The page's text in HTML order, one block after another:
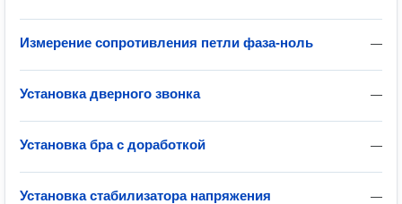
—
Измерение сопротивления петли фаза-ноль
—
Установка дверного звонка
—
Установка бра с доработкой
—
Установка стабилизатора напряжения